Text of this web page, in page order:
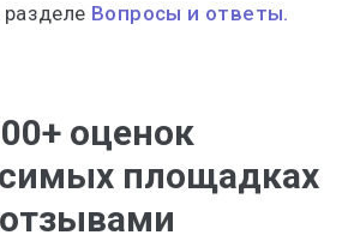
Вопросы и ответы.
оценок
площадках